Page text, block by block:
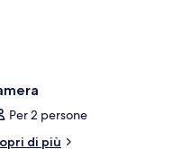
Per 2 persone
di più